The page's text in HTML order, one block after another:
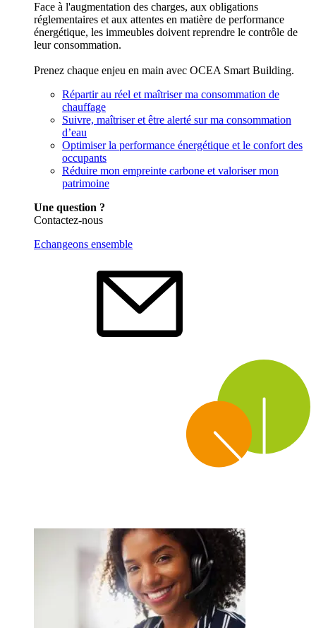
Face à l'augmentation des charges, aux obligations
réglementaires et aux attentes en matière de performance
énergétique, les immeubles doivent reprendre le contrôle de
leur consommation.
Prenez chaque enjeu en main avec OCEA Smart Building.
Répartir au réel et maîtriser ma consommation de
chauffage
Suivre, maîtriser et être alerté sur ma consommation
d’eau
Optimiser la performance énergétique et le confort des
occupants
Réduire mon empreinte carbone et valoriser mon
patrimoine
Une question ?
Contactez-nous
Echangeons ensemble